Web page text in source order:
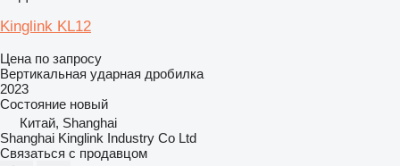
Kinglink KL12
Цена по запросу
Вертикальная ударная дробилка
2023
Состояние новый
Китай, Shanghai
Shanghai Kinglink Industry Co Ltd
Связаться с продавцом